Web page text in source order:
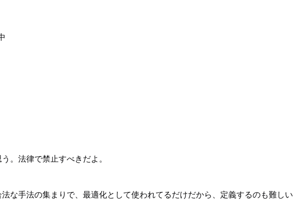
。法律で禁止すべきだよ。
な手法の集まりで、最適化として使われてるだけだから、定義するのも難しい